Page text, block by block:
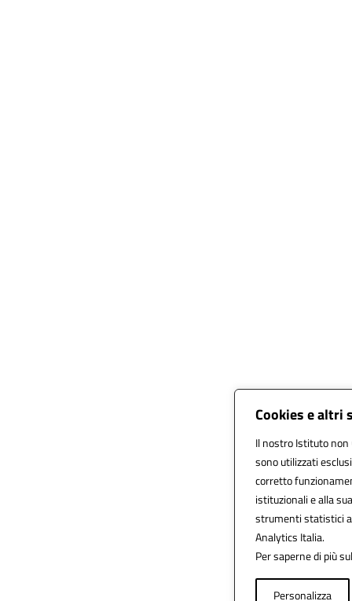
Cookies e altri
Il nostro Istituto
sono utilizzati
corretto
istituzionali e alla
strumenti statistici
Analytics Italia.
Per saperne di più
Personalizza